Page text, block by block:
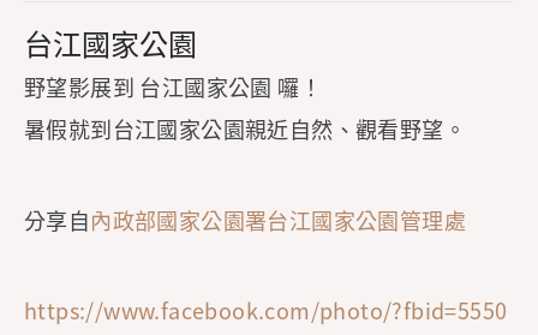
台江國家公園
野望影展到 台江國家公園 囉！
暑假就到台江國家公園親近自然、觀看野望。
分享自內政部國家公園署台江國家公園管理處
https://www.facebook.com/photo/?fbid=5550